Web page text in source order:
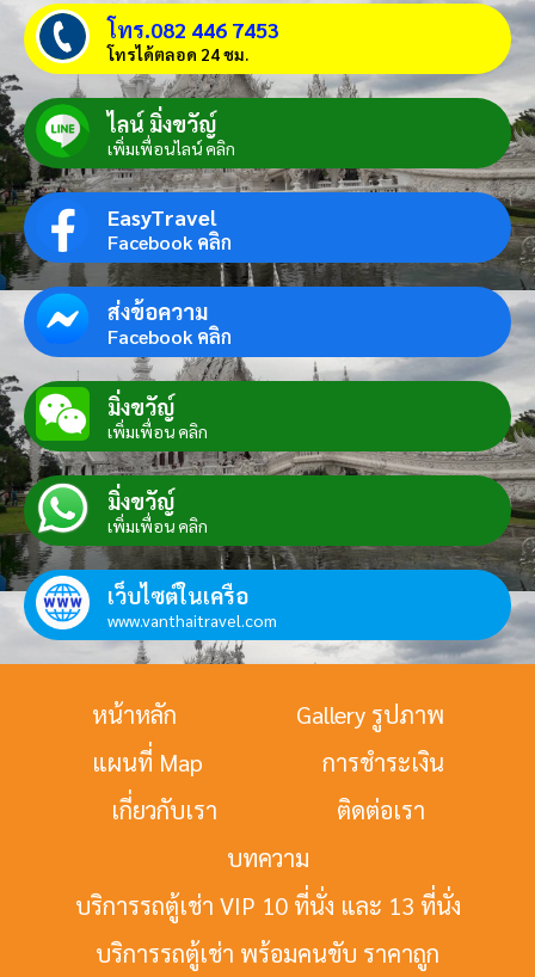
โทร.082 446 7453
โทรได้ตลอด 24 ชม.
ไลน์ มิ่งขวัญ์
เพิ่มเพื่อนไลน์ คลิก
EasyTravel
Facebook คลิก
ส่งข้อความ
Facebook คลิก
มิ่งขวัญ์
เพิ่มเพื่อน คลิก
มิ่งขวัญ์
เพิ่มเพื่อน คลิก
เว็บไซต์ในเครือ
www.vanthaitravel.com
หน้าหลัก
Gallery รูปภาพ
แผนที่ Map
การชำระเงิน
เกี่ยวกับเรา
ติดต่อเรา
บทความ
บริการรถตู้เช่า VIP 10 ที่นั่ง และ 13 ที่นั่ง
บริการรถตู้เช่า พร้อมคนขับ ราคาถูก